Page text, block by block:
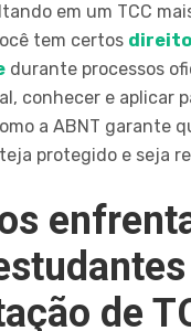
em um TCC
tem certos
durante processos
conhecer e aplicar
a ABNT garante
protegido e seja
de